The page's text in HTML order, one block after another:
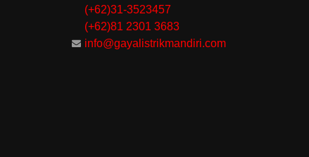
(+62)31-3523457
(+62)81 2301 3683
info@gayalistrikmandiri.com